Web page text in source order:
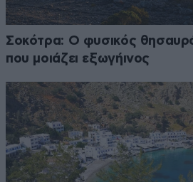
Σοκότρα: Ο φυσικός
που μοιάζει εξωγήινος